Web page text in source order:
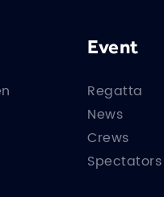
Event
Regatta
News
Crews
Spectators